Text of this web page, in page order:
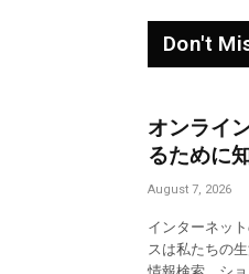
Don't
オンライ
るために
August 7, 2026
インターネッ
スは私たちの